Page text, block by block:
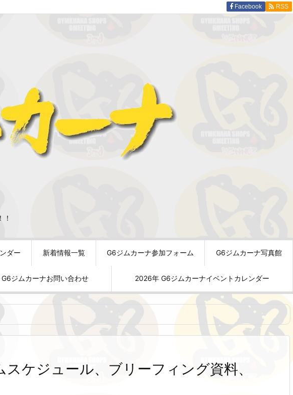
ダー 新着情報一覧 G6ジムカーナ参加フォーム G6ジムカーナ写真館
G6ジムカーナお問い合わせ 2026年 G6ジムカーナイベントカレンダー
Facebook RSS
ケジュール、ブリーフィング資料、